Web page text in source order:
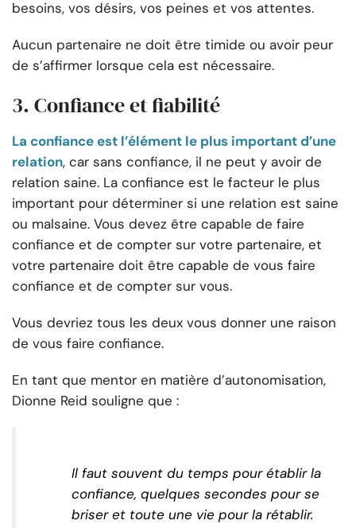
besoins, vos désirs, vos peines et vos attentes.
Aucun partenaire ne doit être timide ou avoir peur
de s’affirmer lorsque cela est nécessaire.
3. Confiance et fiabilité
La confiance est l’élément le plus important d’une
relation, car sans confiance, il ne peut y avoir de
relation saine. La confiance est le facteur le plus
important pour déterminer si une relation est saine
ou malsaine. Vous devez être capable de faire
confiance et de compter sur votre partenaire, et
votre partenaire doit être capable de vous faire
confiance et de compter sur vous.
Vous devriez tous les deux vous donner une raison
de vous faire confiance.
En tant que mentor en matière d’autonomisation,
Dionne Reid souligne que :
Il faut souvent du temps pour établir la
confiance, quelques secondes pour se
briser et toute une vie pour la rétablir.